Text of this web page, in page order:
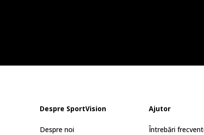
Despre SportVision
Despre noi
Ajutor
Întrebări